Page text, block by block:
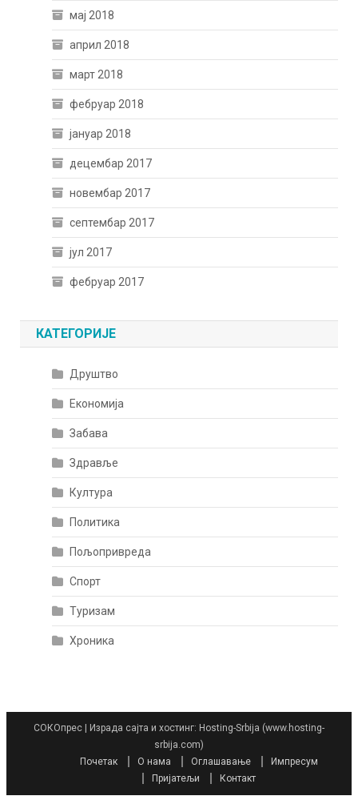
мај 2018
април 2018
март 2018
фебруар 2018
јануар 2018
децембар 2017
новембар 2017
септембар 2017
јул 2017
фебруар 2017
КАТЕГОРИЈЕ
Друштво
Економија
Забава
Здравље
Култура
Политика
Пољопривреда
Спорт
Туризам
Хроника
СОКОпрес
Израда сајта и хостинг: Hosting-Srbija (www.hosting-
srbija.com)
Почетак
О нама Оглашавање
Импресум
Пријатељи
Контакт